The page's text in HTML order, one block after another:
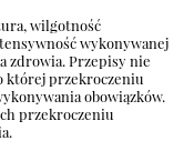
wilgotność
wykonywanej
zdrowia. Przepisy nie
której przekroczeniu
obowiązków.
przekroczeniu